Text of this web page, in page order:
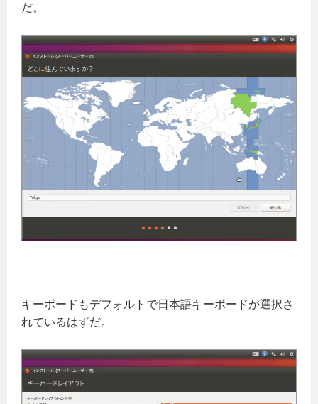
だ。
キーボードもデフォルトで日本語キーボードが選択さ
れているはずだ。